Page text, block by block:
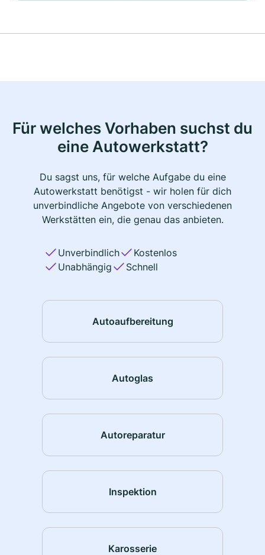
Für welches Vorhaben suchst du
eine Autowerkstatt?
Du sagst uns, für welche Aufgabe du eine
Autowerkstatt benötigst - wir holen für dich
unverbindliche Angebote von verschiedenen
Werkstätten ein, die genau das anbieten.
Unverbindlich
Kostenlos
Unabhängig
Schnell
Autoaufbereitung
Autoglas
Autoreparatur
Inspektion
Karosserie